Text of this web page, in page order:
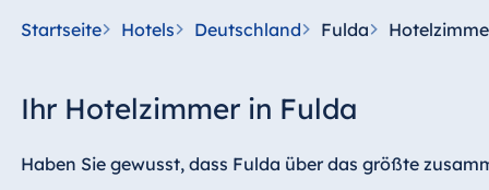
Hotel Bad
Hotel Bad
Wildungen
proArte Hotel
Berlin
Startseite Hotels Deutschland Fulda
Ihr Hotelzimmer in Fulda
Haben Sie gewusst, dass Fulda über das größte